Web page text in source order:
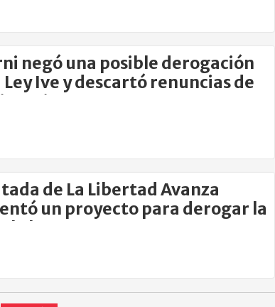
negó una posible derogación
Ley Ive y descartó renuncias de
de La Libertad Avanza
un proyecto para derogar la
aborto